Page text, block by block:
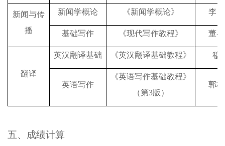
新闻与传
播
新闻学概论 《新闻学概论》 李
基础写作 《现代写作教程》 董
翻译
英汉翻译基础 《英汉翻译基础教程》 穆
英语写作
《英语写作基础教程》
（第3版）
郭
五、成绩计算